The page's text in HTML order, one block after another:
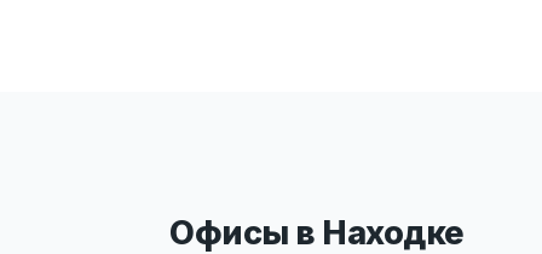
Офисы в Находке